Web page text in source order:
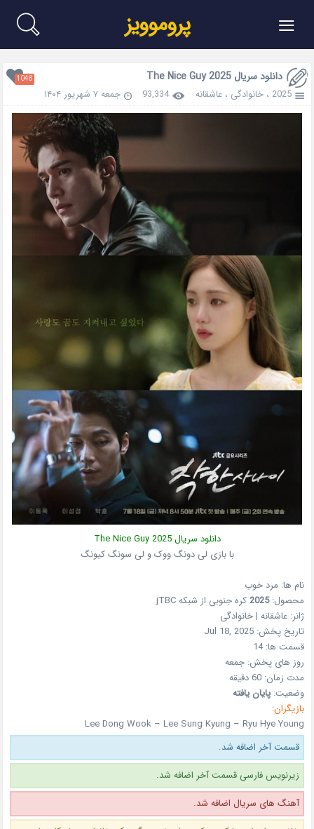
≡ پروموویز
دانلود سریال The Nice Guy 2025 1048
2025 ،خانوادگی ،عاشقانه 93,334 جمعه ۷ شهریور ۱۴۰۴
دانلود سریال The Nice Guy 2025
با بازی لی دونگ ووک و لی سونگ کیونگ
نام ها: مرد خوب
محصول:2025 کره جنوبی از شبکهjTBC
ژانر:عاشقانه | خانوادگی
تاریخ پخش:Jul 18, 2025
قسمت ها:14
روز های پخش:جمعه
مدت زمان: 60
دقیقه
وضعیت:پایان یافته
بازیگران:
Lee Dong Wook – Lee Sung Kyung – Ryu Hye Young
قسمت آخر اضافه شد.
زیرنویس فارسی قسمت آخر اضافه شد.
آهنگ های سریال اضافه شد.